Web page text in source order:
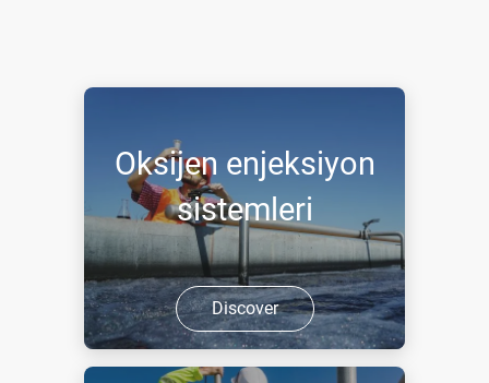
Oksijen enjeksiyon
sistemleri
Discover